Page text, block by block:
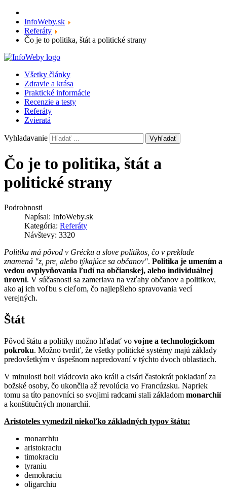
InfoWeby.sk
Referáty
Čo je to politika, štát a politické strany
Všetky články
Zdravie a krása
Praktické informácie
Recenzie a testy
Referáty
Zvieratá
Vyhladavanie Vyhľadať
Čo je to politika, štát a
politické strany
Podrobnosti
Napísal: InfoWeby.sk
Kategória: Referáty
Návštevy: 3320
Politika má pôvod v Grécku a slove politikos, čo v preklade
znamená "z, pre, alebo týkajúce sa občanov". Politika je umením a
vedou ovplyvňovania ľudí na občianskej, alebo individuálnej
úrovni. V súčasnosti sa zameriava na vzťahy občanov a politikov,
ako aj ich voľbu s cieľom, čo najlepšieho spravovania vecí
verejných.
Štát
Pôvod štátu a politiky možno hľadať vo vojne a technologickom
pokroku. Možno tvrdiť, že všetky politické systémy majú základy
predovšetkým v úspešnom napredovaní v týchto dvoch oblastiach.
V minulosti boli vládcovia ako králi a cisári častokrát pokladaní za
božské osoby, čo ukončila až revolúcia vo Francúzsku. Napriek
tomu sa títo panovníci so svojimi radcami stali základom monarchií
a konštitučných monarchií.
Aristoteles vymedzil niekoľko základných typov štátu:
monarchiu
aristokraciu
timokraciu
tyraniu
demokraciu
oligarchiu